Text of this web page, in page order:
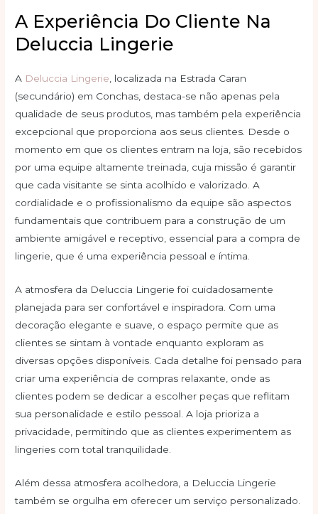
A Experiência Do Cliente Na
Deluccia Lingerie
A Deluccia Lingerie , localizada na Estrada Caran
(secundário) em Conchas, destaca-se não apenas pela
qualidade de seus produtos, mas também pela experiência
excepcional que proporciona aos seus clientes. Desde o
momento em que os clientes entram na loja, são recebidos
por uma equipe altamente treinada, cuja missão é garantir
que cada visitante se sinta acolhido e valorizado. A
cordialidade e o profissionalismo da equipe são aspectos
fundamentais que contribuem para a construção de um
ambiente amigável e receptivo, essencial para a compra de
lingerie, que é uma experiência pessoal e íntima.
A atmosfera da Deluccia Lingerie foi cuidadosamente
planejada para ser confortável e inspiradora. Com uma
decoração elegante e suave, o espaço permite que as
clientes se sintam à vontade enquanto exploram as
diversas opções disponíveis. Cada detalhe foi pensado para
criar uma experiência de compras relaxante, onde as
clientes podem se dedicar a escolher peças que reflitam
sua personalidade e estilo pessoal. A loja prioriza a
privacidade, permitindo que as clientes experimentem as
lingeries com total tranquilidade.
Além dessa atmosfera acolhedora, a Deluccia Lingerie
também se orgulha em oferecer um serviço personalizado.